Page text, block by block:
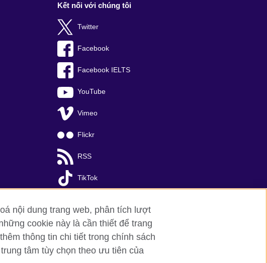
Kết nối với chúng tôi
Twitter
Facebook
Facebook IELTS
YouTube
Vimeo
Flickr
RSS
TikTok
nội dung trang web, phân tích lượt
cookie này là cần thiết để trang
thông tin chi tiết trong chính sách
tâm tùy chọn theo ưu tiên của